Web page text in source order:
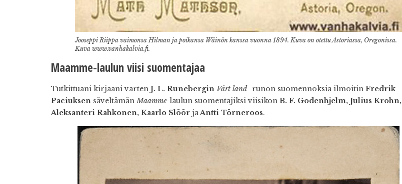
Jooseppi Riippa vaimonsa Hilman ja poikansa Wäinön kanssa vuonna 1894. Kuva on otettu Astoriassa, Oregonissa.
Kuva www.vanhakalvia.fi.
Maamme-laulun viisi suomentajaa
Tutkittuani kirjaani varten J. L. Runebergin Vårt land-runon suomennoksia ilmoitin Fredrik
Paciuksen säveltämänMaamme-laulun suomentajiksi viisikon B. F. Godenhjelm, Julius Krohn,
Aleksanteri Rahkonen, Kaarlo Slöör jaAntti Törneroos.